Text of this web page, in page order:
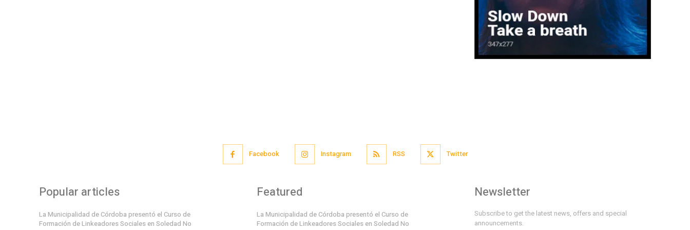
Facebook Instagram RSS Twitter
Popular articles
La Municipalidad de Córdoba presentó el Curso de
Formación de Linkeadores Sociales en Soledad No
Featured
La Municipalidad de Córdoba presentó el Curso de
Formación de Linkeadores Sociales en Soledad No
Newsletter
Subscribe to get the latest news, offers and special
announcements.